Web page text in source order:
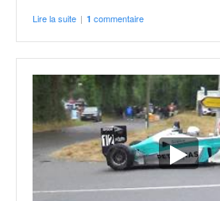
Lire la suite | 1 commentaire